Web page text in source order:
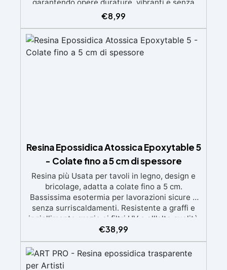
garantendo opere durature, vibranti e senza
ingiallimenti nel tempo Bassa viscosità e
formula anti-bolle per risultati impeccabili,
Certificata Atossica post catalisi per contatto
con la pelle, BPA free e VoC Free
€8,99
Resina Epossidica Atossica Epoxytable 5
- Colate fino a 5 cm di spessore
Resina più Usata per tavoli in legno, design e
bricolage, adatta a colate fino a 5 cm.
Bassissima esotermia per lavorazioni sicure e
senza surriscaldamenti. Resistente a graffi e
ingiallimento grazie ai filtri UV e all'alta qualità
meccanica. Bassa viscosità per eliminare bolle
d'aria e ottenere finiture lisce. Sicura, atossica,
BPA/VOC free e certificata per il contatto
prolungato con la pelle.
€38,99